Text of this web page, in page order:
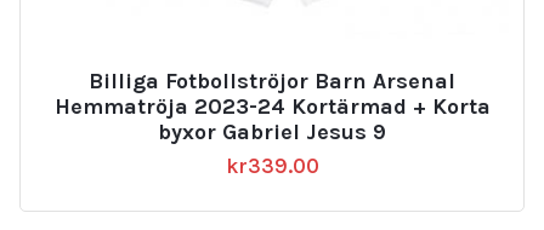
Billiga Fotbollströjor Barn Arsenal
Hemmatröja 2023-24 Kortärmad + Korta
byxor Gabriel Jesus 9
kr339.00